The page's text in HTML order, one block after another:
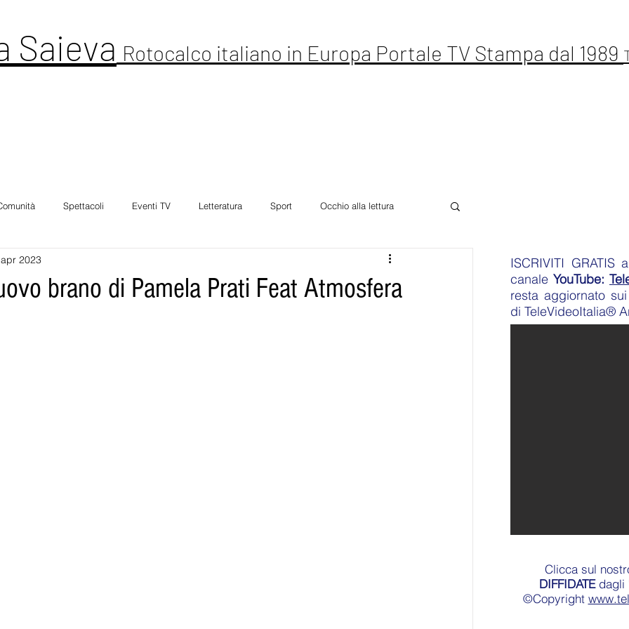
Spettacoli Eventi TV Letteratura Sport Occhio alla lettura
brano di Pamela Prati Feat Atmosfera
2023 ISCRIVITI GRATIS
canale YouTube:
resta aggiornato
di TeleVideoItalia®
Clicca sul
DIFFIDATEdagli
©Copyright www.tel
Saieva Rotocalco italiano in Europa Portale TV Stampa dal 1989